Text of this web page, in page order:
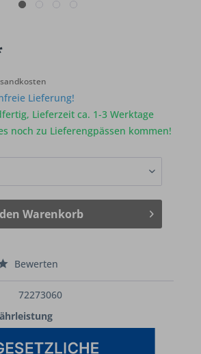
Lieferung!
Lieferzeit ca. 1-3 Werktage
noch zu Lieferengpässen kommen!
Warenkorb
Bewerten
72273060